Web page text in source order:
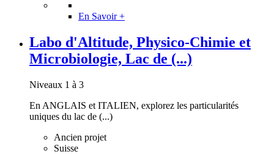
En Savoir +
Labo d'Altitude, Physico-Chimie et
Microbiologie, Lac de (...)
Niveaux 1 à 3
En ANGLAIS et ITALIEN, explorez les particularités
uniques du lac de (...)
Ancien projet
Suisse